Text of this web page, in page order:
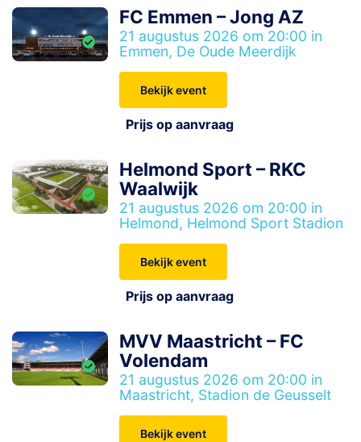
FC Emmen – Jong AZ
21 augustus 2026 om 20:00 in
Emmen, De Oude Meerdijk
Bekijk event
Prijs op aanvraag
Helmond Sport – RKC
Waalwijk
21 augustus 2026 om 20:00 in
Helmond, Helmond Sport Stadion
Bekijk event
Prijs op aanvraag
MVV Maastricht – FC
Volendam
21 augustus 2026 om 20:00 in
Maastricht, Stadion de Geusselt
Bekijk event